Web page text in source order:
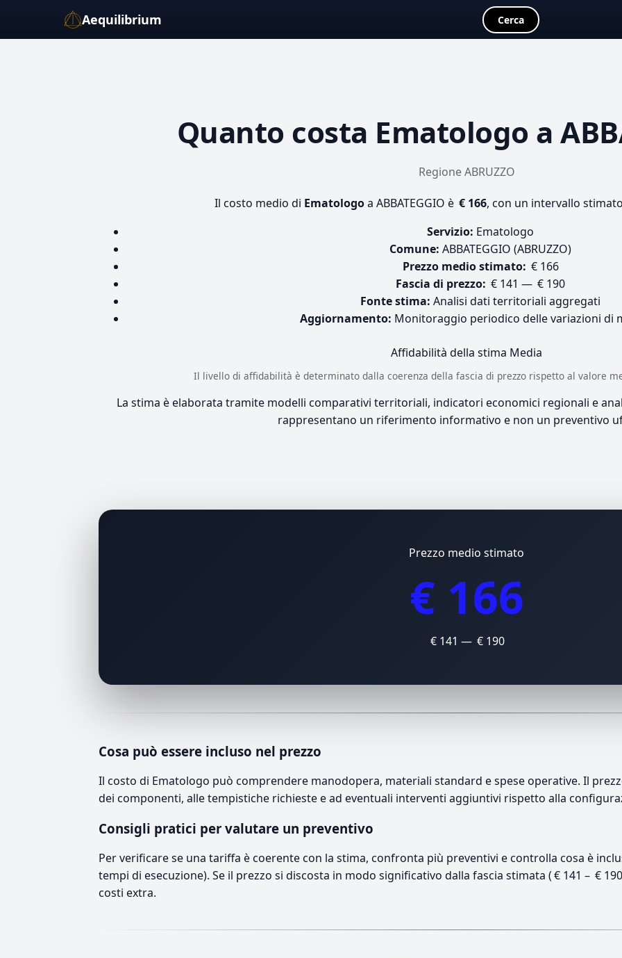
Aequilibrium Cerca
Quanto costa Ematologo a
Regione ABRUZZO
Il costo medio di Ematologoa ABBATEGGIO è € 166, con un intervallo
Servizio: Ematologo
Comune: ABBATEGGIO (ABRUZZO)
Prezzo medio stimato: € 166
Fascia di prezzo: € 141 — € 190
Fonte stima: Analisi dati territoriali aggregati
Aggiornamento: Monitoraggio periodico delle variazioni di
Affidabilità della stima Media
Il livello di affidabilità è determinato dalla coerenza della fascia di prezzo rispetto al valore
La stima è elaborata tramite modelli comparativi territoriali, indicatori economici regionali e
rappresentano un riferimento informativo e non un preventivo
Prezzo medio stimato
€ 166
€ 141 — € 190
Cosa può essere incluso nel prezzo
Il costo di Ematologo può comprendere manodopera, materiali standard e spese operative. Il
dei componenti, alle tempistiche richieste e ad eventuali interventi aggiuntivi rispetto alla
Consigli pratici per valutare un preventivo
Per verificare se una tariffa è coerente con la stima, confronta più preventivi e controlla cosa è
tempi di esecuzione). Se il prezzo si discosta in modo significativo dalla fascia stimata ( € 141 – €
costi extra.